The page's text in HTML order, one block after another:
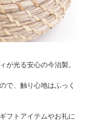
が光る安心の今治製。
で、触り心地はふっく
フトアイテムやお礼に